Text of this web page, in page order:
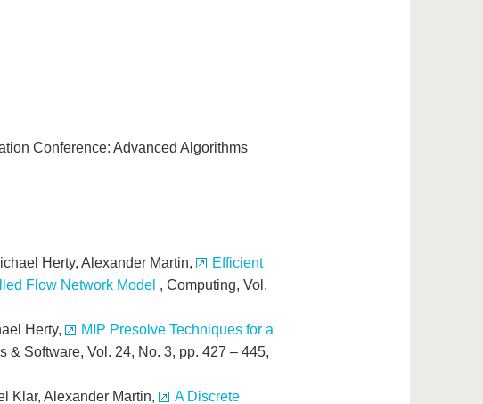
Conference: Advanced Algorithms
Herty, Alexander Martin,
Efficient
Flow Network Model , Computing, Vol.
Herty,
MIP Presolve Techniques for a
& Software, Vol. 24, No. 3, pp. 427 – 445,
Klar, Alexander Martin,
A Discrete